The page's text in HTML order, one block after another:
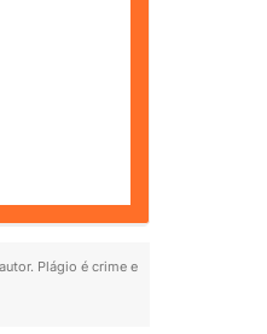
Plágio é crime e